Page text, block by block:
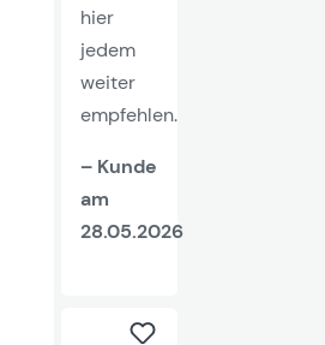
hier
jedem
weiter
empfehlen.
– Kunde
am
28.05.2026